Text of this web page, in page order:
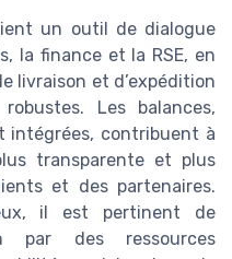
un outil de dialogue
la finance et la RSE, en
livraison et d’expédition
Les balances,
intégrées, contribuent à
transparente et plus
et des partenaires.
il est pertinent de
par des ressources